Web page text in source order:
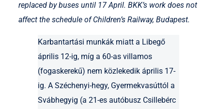
replaced by buses until 17 April. BKK’s work does not
affect the schedule of Children’s Railway, Budapest.
Karbantartási munkák miatt a Libegő
április 12-ig, míg a 60-as villamos
(fogaskerekű) nem közlekedik április 17-
ig. A Széchenyi-hegy, Gyermekvasúttól a
Svábhegyig (a 21-es autóbusz Csillebérc